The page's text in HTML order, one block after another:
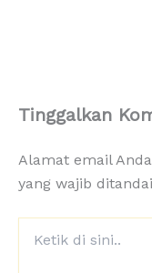
Tinggalkan
Alamat email
yang wajib ditandai